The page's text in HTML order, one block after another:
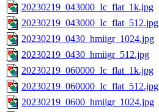
20230219_043000_Ic_flat_1k.jpg
20230219_043000_Ic_flat_512.jpg
20230219_0430_hmiigr_1024.jpg
20230219_0430_hmiigr_512.jpg
20230219_060000_Ic_flat_1k.jpg
20230219_060000_Ic_flat_512.jpg
20230219_0600_hmiigr_1024.jpg